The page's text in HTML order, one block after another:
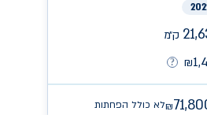
ק״מ
₪
₪לא כולל הפחתות